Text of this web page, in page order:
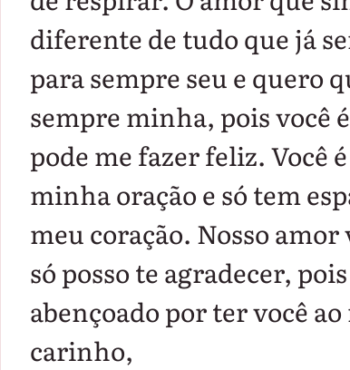
diferente de tudo que já
para sempre seu e quero
sempre minha, pois você
pode me fazer feliz. Você
minha oração e só tem
meu coração. Nosso
só posso te agradecer,
abençoado por ter você
carinho,